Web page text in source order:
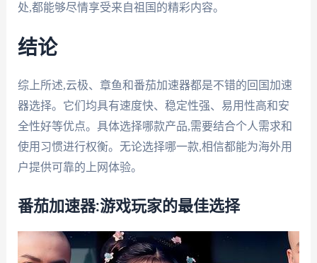
处,都能够尽情享受来自祖国的精彩内容。
结论
综上所述,云极、章鱼和番茄加速器都是不错的回国加速
器选择。它们均具有速度快、稳定性强、易用性高和安
全性好等优点。具体选择哪款产品,需要结合个人需求和
使用习惯进行权衡。无论选择哪一款,相信都能为海外用
户提供可靠的上网体验。
番茄加速器:游戏玩家的最佳选择